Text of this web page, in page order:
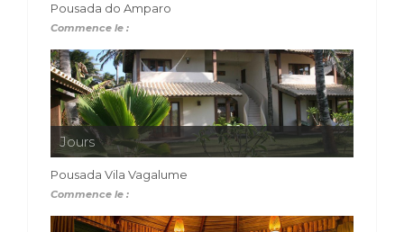
Pousada do Amparo
Commence le :
Jours
Pousada Vila Vagalume
Commence le :